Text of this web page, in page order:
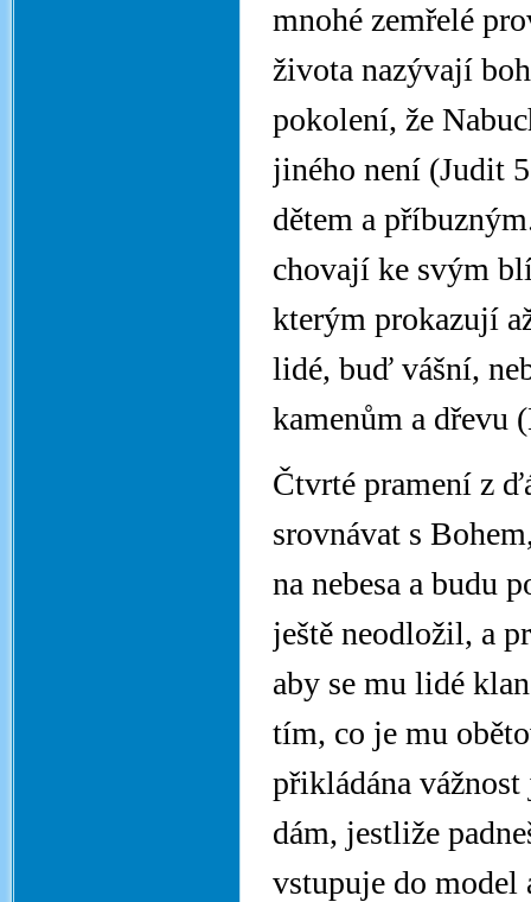
mnohé zemřelé
života nazývají
pokolení, že
jiného není (Judit
dětem a
chovají ke svým
kterým prokazují
lidé, buď vášní,
kamenům a dřevu
Čtvrté pramení z
srovnávat s
na nebesa a budu
ještě neodložil, a
aby se mu lidé
tím, co je mu
přikládána
dám, jestliže
vstupuje do model